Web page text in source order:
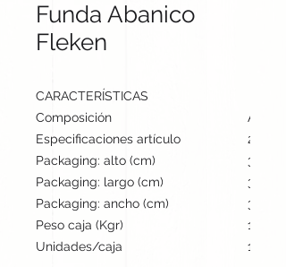
Funda Abanico
Fleken
CARACTERÍSTICAS
Composición
Especificaciones artículo
28
Packaging: alto (cm)
30
Packaging: largo (cm)
35
Packaging: ancho (cm)
35
Peso caja (Kgr)
14.8
Unidades/caja
1000